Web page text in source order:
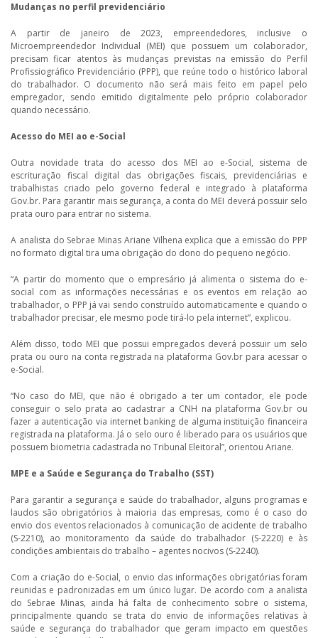
Mudanças no perfil previdenciário
A partir de janeiro de 2023, empreendedores, inclusive o
Microempreendedor Individual (MEI) que possuem um colaborador,
precisam ficar atentos às mudanças previstas na emissão do Perfil
Profissiográfico Previdenciário (PPP), que reúne todo o histórico laboral
do trabalhador. O documento não será mais feito em papel pelo
empregador, sendo emitido digitalmente pelo próprio colaborador
quando necessário.
Acesso do MEI ao e-Social
Outra novidade trata do acesso dos MEI ao e-Social, sistema de
escrituração fiscal digital das obrigações fiscais, previdenciárias e
trabalhistas criado pelo governo federal e integrado à plataforma
Gov.br. Para garantir mais segurança, a conta do MEI deverá possuir selo
prata ouro para entrar no sistema.
A analista do Sebrae Minas Ariane Vilhena explica que a emissão do PPP
no formato digital tira uma obrigação do dono do pequeno negócio.
“A partir do momento que o empresário já alimenta o sistema do e-
social com as informações necessárias e os eventos em relação ao
trabalhador, o PPP já vai sendo construído automaticamente e quando o
trabalhador precisar, ele mesmo pode tirá-lo pela internet”, explicou.
Além disso, todo MEI que possui empregados deverá possuir um selo
prata ou ouro na conta registrada na plataforma Gov.br para acessar o
e-Social.
“No caso do MEI, que não é obrigado a ter um contador, ele pode
conseguir o selo prata ao cadastrar a CNH na plataforma Gov.br ou
fazer a autenticação via internet banking de alguma instituição financeira
registrada na plataforma. Já o selo ouro é liberado para os usuários que
possuem biometria cadastrada no Tribunal Eleitoral”, orientou Ariane.
MPE e a Saúde e Segurança do Trabalho (SST)
Para garantir a segurança e saúde do trabalhador, alguns programas e
laudos são obrigatórios à maioria das empresas, como é o caso do
envio dos eventos relacionados à comunicação de acidente de trabalho
(S-2210), ao monitoramento da saúde do trabalhador (S-2220) e às
condições ambientais do trabalho – agentes nocivos (S-2240).
Com a criação do e-Social, o envio das informações obrigatórias foram
reunidas e padronizadas em um único lugar. De acordo com a analista
do Sebrae Minas, ainda há falta de conhecimento sobre o sistema,
principalmente quando se trata do envio de informações relativas à
saúde e segurança do trabalhador que geram impacto em questões